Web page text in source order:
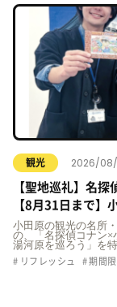
観光 2026/
【聖地巡礼】名
【8月31日まで】
小田原の観光の名所
の、「名探偵コナン×
湯河原を巡ろう」を
リフレッシュ 期間